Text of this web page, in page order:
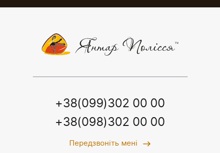
+38(099)302 00 00
+38(098)302 00 00
Передзвоніть мені